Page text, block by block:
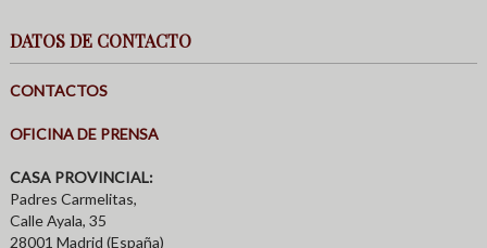
DATOS DE CONTACTO
CONTACTOS
OFICINA DE PRENSA
CASA PROVINCIAL:
Padres Carmelitas,
Calle Ayala, 35
28001 Madrid (España)